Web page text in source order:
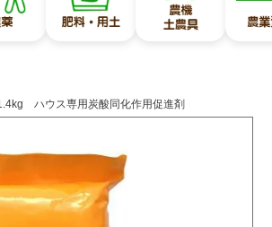
ハウス専用炭酸同化作用促進剤